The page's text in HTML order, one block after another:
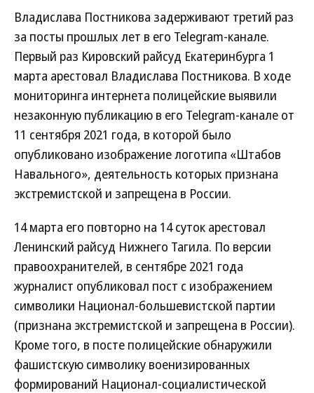
Владислава Постникова задерживают третий раз
за посты прошлых лет в его Telegram-канале.
Первый раз Кировский райсуд Екатеринбурга 1
марта арестовал Владислава Постникова. В ходе
мониторинга интернета полицейские выявили
незаконную публикацию в его Telegram-канале от
11 сентября 2021 года, в которой было
опубликовано изображение логотипа «Штабов
Навального», деятельность которых признана
экстремистской и запрещена в России.
14 марта его повторно на 14 суток арестовал
Ленинский райсуд Нижнего Тагила. По версии
правоохранителей, в сентябре 2021 года
журналист опубликовал пост с изображением
символики Национал-большевистской партии
(признана экстремистской и запрещена в России).
Кроме того, в посте полицейские обнаружили
фашистскую символику военизированных
формирований Национал-социалистической